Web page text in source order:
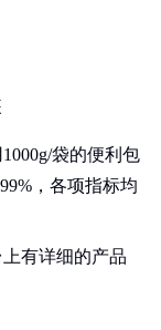
袋的便利包
，各项指标均
有详细的产品